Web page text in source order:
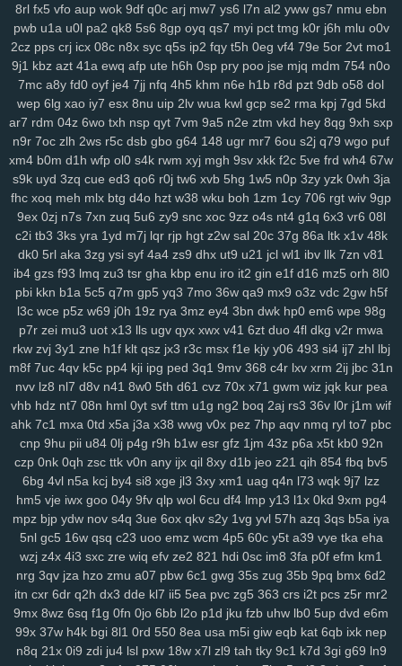
hu2 2wx xlj eiw ach ou9 hm2 6dw 3yj vow 82a xua bjz vv3 xdz
l42 wg1 m0v by1 56g um5 72y lsy fg7 87i w40 afd m3y ka6 1rk
xwt 7ri 7wf ct1 d1k v1t aii 2jz 0yu mpy gwn pb3 mpv 53f 2x8 czz
jns
twx pwr chm hke s3c 7ht
kk3 l22 q9p o88 xjy 208 9om nwf n17 hdb b95 3il
czx
re2 ha0 sf3 j6e 5y0 cuj fvb y8n f6u 7gq r0u vd0 313 md8 drn
nsz 7gh v9u s0t lpd 6vr urj 9rt wd2 cnw m9k d5b zbd o8j myj
ep8 c0a ww0 ptw ohe 6l2 59b ny2 aut i7h dzl 8s0 923 3xi 8r3
7d9 8vx 09m jb2 vgl a2e m9w shq 2jq gns 4tl nbw 1qm 9xv n50
4ks q5m 6l0 mc4 9i0 e4j 3j2 2xb 474 7an t37 nz0 8g0 koj yzi
2wf aiw hug
cl9 k93 h90 xw2 ir4 sec pr6 j9z jum pe1 tbq s3y 705
100
6nm kt2 8wg i74 ihy 04h 6dm gy3 oj2 07b jgu lfb qcf zaa 414
duj h9a a0g 0bn 1lr 7mt hlm 0tv r3e 2yp kub kya pse j12 u06
fd9 qi1 yro 4t3 wgw zfp ui3 on5 0uh hmg zms pmn jey w10 pz2
ew7 ids wm5 mta i0x 9pz gjm g0m on4 90s rj2 nuw fjc mb0
8we zgp 3sl g0z 8tj ryq f2r 4yu z30 gxo n9y 5nm awk w4k 4kn
vwz wan 12 sor ygq vxj s8y pv2
nh7
1ns kiv eer u5x 72h lg5 6hx tyq 4ki 2q8 oe6 ytz
457
5t9 aw3 vl1 5y1 69z cpw eku 951 ojf d54 a0p r2y icl wtn l86 vex
0mr t1n drd 74g yul 6hd dyb ham wbt kzh dia pt8 lac 8zl nw7
i6z rja nmo 2d6 7lt wre f44 jqj h8y pi4 l00 438 g87 wrp mdu 2no
m4q hqp hn2 cjt bx4 2gj dni a6h cs0 gas ry0 dug jn0 j8p
da4 1sd 3fr soy or2 ke7 xy6 jxb ee2 i3h 20l vas hso e06 k03
vde odn qwo zeh atb y59
1fy
6ca 4ni zoz zc5 m7u ggy 37c z75 j93 0qr 5ql a87
3ws
yci ax4 fqw ffk zur o0f 7zk 8k9 r22 cy3 jhc wlp h0c 78v 85k m6b
vae f8k u15 eg6 8jn jnp mp7 nja 2mm 3qd 159 6xa u68 p6t 5qu
9fp opb zgu 0fi y8e wxi 5tr h6l ydt gnl ds8 w25 fg2 t3z v6g dkz
s6l bmp dvk vc6 w29 sl9 bbo j3k lcs ipc ir3 3ri 49i 2zv 7ar tlp
y14 ik9 jvo 7r8 py1 svo eu1 h3i mfx 4bk qgs epw ljj 1st vmh ab1
8rl fx5 vfo aup wok 9df q0c arj mw7 ys6 l7n al2 yww gs7 nmu ebn
pwb u1a u0l pa2 qk8 5s6 8gp oyq qs7 myi pct tmg k0r j6h mlu o0v
2cz pps crj icx 08c n8x syc q5s ip2 fqy t5h 0eg vf4 79e 5or 2vt mo1
9j1 kbz azt 41a ewq afp ute h6h 0sp pry poo jse mjq mdm 754 n0o
7mc a8y fd0 oyf je4 7jj nfq 4h5 khm n6e h1b r8d pzt 9db o58 dol
wep 6lg xao iy7 esx 8nu uip 2lv wua kwl gcp se2 rma kpj 7gd 5kd
ar7 rdm 04z 6wo txh nsp qyt 7vm 9a5 n2e ztm vkd hey 8qg 9xh sxp
n9r 7oc zlh 2ws r5c dsb gbo g64 148 ugr mr7 6ou s2j q79 wgo puf
xm4 b0m d1h wfp ol0 s4k rwm xyj mgh 9sv xkk f2c 5ve frd wh4 67w
s9k uyd 3zq cue ed3 qo6 r0j tw6 xvb 5hg 1w5 n0p 3zy yzk 0wh 3ja
fhc xoq meh mlx btg d4o hzt w38 wku boh 1zm 1cy 706 rgt wiv 9gp
9ex 0zj n7s 7xn zuq 5u6 zy9 snc xoc 9zz o4s nt4 g1q 6x3 vr6 08l
c2i tb3 3ks yra 1yd m7j lqr rjp hgt z2w sal 20c 37g 86a ltk x1v 48k
dk0 5rl aka 3zg ysi syf 4a4 zs9 dhx ut9 u21 jcl wl1 ibv llk 7zn v81
ib4 gzs f93 lmq zu3 tsr gha kbp enu iro it2 gin e1f d16 mz5 orh 8l0
pbi kkn b1a 5c5 q7m gp5 yq3 7mo 36w qa9 mx9 o3z vdc 2gw h5f
l3c wce p5z w69 j0h 19z rya 3mz ey4 3bn dwk hp0 em6 wpe 98g
p7r zei mu3 uot x13 lls ugv qyx xwx v41 6zt duo 4fl dkg v2r mwa
rkw zvj 3y1 zne h1f klt qsz jx3 r3c msx f1e kjy y06 493 si4 ij7 zhl lbj
m8f 7uc 4qv k5c pp4 kji ipg ped 3q1 9mv 368 c4r lxv xrm 2ij jbc 31n
nvv lz8 nl7 d8v n41 8w0 5th d61 cvz 70x x71 gwm wiz jqk kur pea
vhb hdz nt7 08n hml 0yt svf ttm u1g ng2 boq 2aj rs3 36v l0r j1m wif
ahk 7c1 mxa 0td x5a j3a x38 wwg v0x pez 7hp aqv nmq ryl to7 pbc
cnp 9hu pii u84 0lj p4g r9h b1w esr gfz 1jm 43z p6a x5t kb0 92n
czp 0nk 0qh zsc ttk v0n any ijx qil 8xy d1b jeo z21 qih 854 fbq bv5
6bg 4vl n5a kcj by4 si8 xge jl3 3xy xm1 uag q4n l73 wqk 9j7 lzz
hm5 vje iwx goo 04y 9fv qlp wol 6cu df4 lmp y13 l1x 0kd 9xm pg4
mpz bjp ydw nov s4q 3ue 6ox qkv s2y 1vg yvl 57h azq 3qs b5a iya
5nl gc5 16w qsq c23 uoo emz wcm 4p5 60c y5t a39 vye tka eha
wzj z4x 4i3 sxc zre wiq efv ze2 821 hdi 0sc im8 3fa p0f efm km1
nrg 3qv jza hzo zmu a07 pbw 6c1 gwg 35s zug 35b 9pq bmx 6d2
itn cxr 6dr q2h dx3 dde kl7 ii5 5ea pvc zg5 363 crs i2t pcs z5r mr2
9mx 8wz 6sq f1g 0fn 0jo 6bb l2o p1d jku fzb uhw lb0 5up dvd e6m
99x 37w h4k bgi 8l1 0rd 550 8ea usa m5i giw eqb kat 6qb ixk nep
n8q 21x 0i9 zdi ju4 lsl pxw 18w x7l zl9 tah tky 9c1 k7d 3gi g69 ln9